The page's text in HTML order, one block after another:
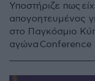
Υποστήριζε πως
απογοητευμένος
στο Παγκόσμιο
αγώνα Conference